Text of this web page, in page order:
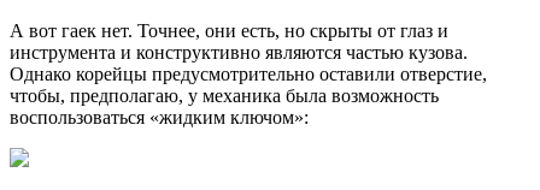
А вот гаек нет. Точнее, они есть, но скрыты от глаз и
инструмента и конструктивно являются частью кузова.
Однако корейцы предусмотрительно оставили отверстие,
чтобы, предполагаю, у механика была возможность
воспользоваться «жидким ключом»: